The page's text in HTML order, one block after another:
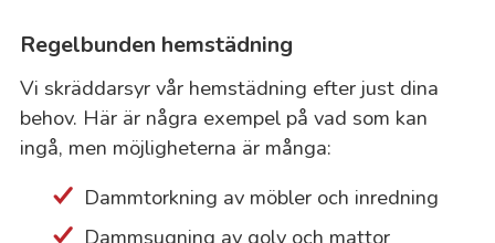
Regelbunden hemstädning
Vi skräddarsyr vår hemstädning efter just dina
behov. Här är några exempel på vad som kan
ingå, men möjligheterna är många:
Dammtorkning av möbler och inredning
Dammsugning av golv och mattor